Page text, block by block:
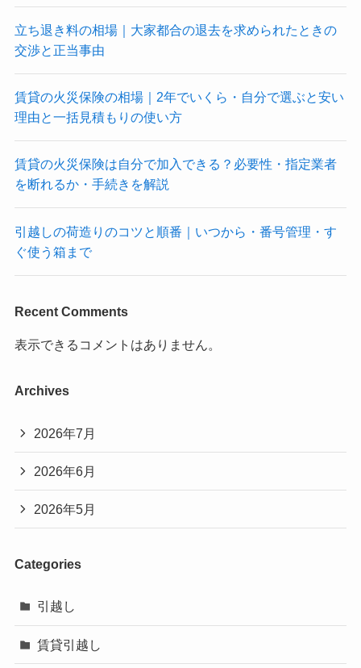
立ち退き料の相場｜大家都合の退去を求められたときの
交渉と正当事由
賃貸の火災保険の相場｜2年でいくら・自分で選ぶと安い
理由と一括見積もりの使い方
賃貸の火災保険は自分で加入できる？必要性・指定業者
を断れるか・手続きを解説
引越しの荷造りのコツと順番｜いつから・番号管理・す
ぐ使う箱まで
Recent Comments
表示できるコメントはありません。
Archives
2026年7月
2026年6月
2026年5月
Categories
引越し
賃貸引越し